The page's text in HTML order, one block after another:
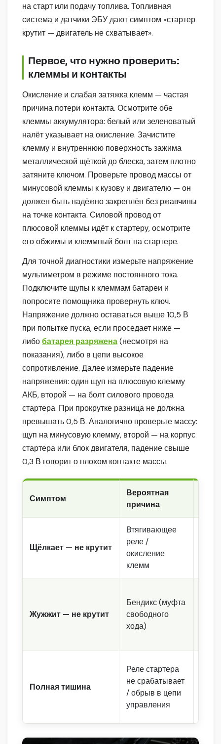
на старт или подачу топлива. Топливная
система и датчики ЭБУ дают симптом «стартер
крутит — двигатель не схватывает».
Первое, что нужно проверить:
клеммы и контакты
Окисление и слабая затяжка клемм — частая
причина потери контакта. Осмотрите обе
клеммы аккумулятора: белый или зеленоватый
налёт указывает на окисление. Зачистите
клемму и внутреннюю поверхность зажима
металлической щёткой до блеска, затем плотно
затяните ключом. Проверьте провод массы от
минусовой клеммы к кузову и двигателю — он
должен быть надёжно закреплён без ржавчины
на точке контакта. Силовой провод от
плюсовой клеммы идёт к стартеру, осмотрите
его обжимы и клеммный болт на стартере.
Для точной диагностики измерьте напряжение
мультиметром в режиме постоянного тока.
Подключите щупы к клеммам батареи и
попросите помощника провернуть ключ.
Напряжение должно оставаться выше 10,5 В
при попытке пуска, если проседает ниже —
либобатарея разряжена(несмотря на
показания), либо в цепи высокое
сопротивление. Далее измерьте падение
напряжения: один щуп на плюсовую клемму
АКБ, второй — на болт силового провода
стартера. При прокрутке разница не должна
превышать 0,5 В. Аналогично проверьте массу:
щуп на минусовую клемму, второй — на корпус
стартера или блок двигателя, падение свыше
0,3 В говорит о плохом контакте массы.
Симптом
Вероятная
причина
Щёлкает — не крутит
Втягивающее
реле /
окисление
клемм
Жужжит — не крутит
Бендикс (муфта
свободного
хода)
Полная тишина
Реле стартера
не срабатывает
/ обрыв в цепи
управления